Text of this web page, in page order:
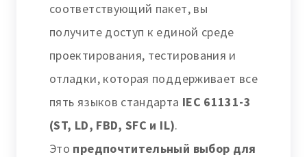
соответствующий пакет, вы
получите доступ к единой среде
проектирования, тестирования и
отладки, которая поддерживает все
пять языков стандарта IEC 61131-3
(ST, LD, FBD, SFC и IL).
Это предпочтительный выбор для